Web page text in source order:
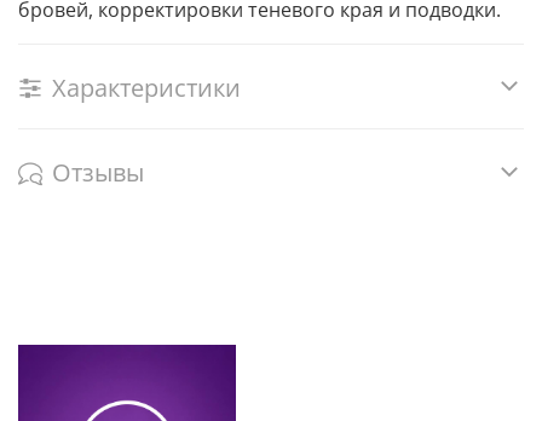
бровей, корректировки теневого края и подводки.
Характеристики
Отзывы